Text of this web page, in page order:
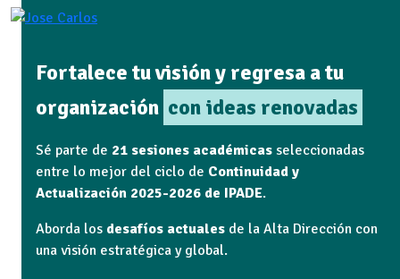
Fortalece tu visión y regresa a tu
organización con ideas renovadas
Sé parte de 21 sesiones académicas seleccionadas
entre lo mejor del ciclo de Continuidad y
Actualización 2025-2026 de IPADE.
Aborda los desafíos actuales de la Alta Dirección con
una visión estratégica y global.